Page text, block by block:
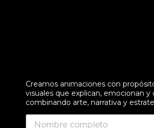
Creamos animaciones con
visuales que explican, emocionan y
combinando arte, narrativa y